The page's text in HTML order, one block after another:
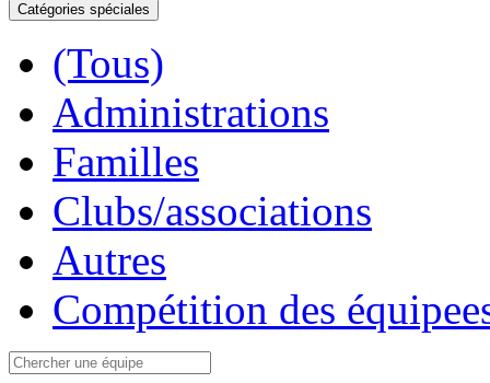
Catégories spéciales
(Tous)
Administrations
Familles
Clubs/associations
Autres
Compétition des